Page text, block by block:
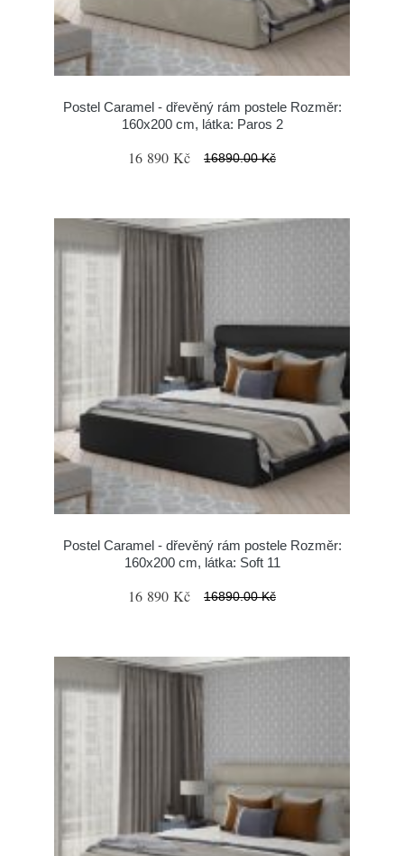
Postel Caramel - dřevěný rám postele Rozměr:
160x200 cm, látka: Paros 2
16 890 Kč 16890.00 Kč
Postel Caramel - dřevěný rám postele Rozměr:
160x200 cm, látka: Soft 11
16 890 Kč 16890.00 Kč